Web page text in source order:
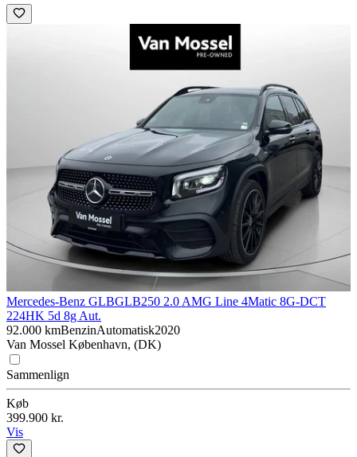
Mercedes-Benz GLBGLB250 2.0 AMG Line 4Matic 8G-DCT
224HK 5d 8g Aut.
92.000 kmBenzinAutomatisk2020
Van Mossel København, (DK)
Sammenlign
Køb
399.900 kr.
Vis